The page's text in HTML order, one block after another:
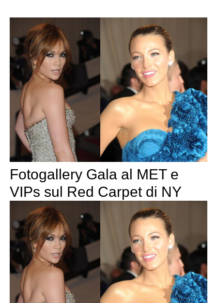
Fotogallery Gala al MET e
VIPs sul Red Carpet di NY